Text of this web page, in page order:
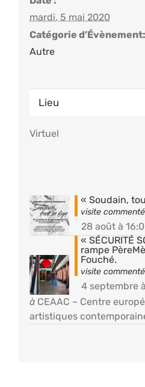
mardi, 5 mai 2020
Catégorie d’Évènement:
Autre
Lieu
Virtuel
« Soudain,
28 août à
« SÉCURITÉ
rampe
Fouché.
4 septembre
à CEAAC – Centre
artistiques